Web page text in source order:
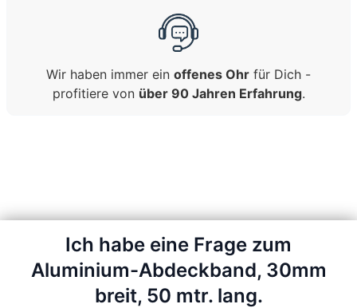
Wir haben immer ein offenes Ohr für Dich -
profitiere von über 90 Jahren Erfahrung.
Ich habe eine Frage zum
Aluminium-Abdeckband, 30mm
breit, 50 mtr. lang.